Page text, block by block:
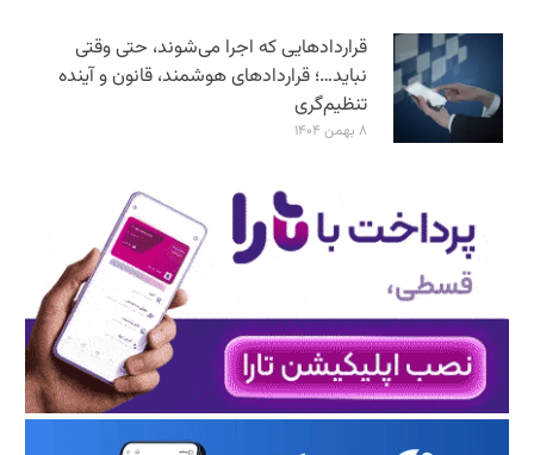
قراردادهایی که اجرا می‌شوند، حتی وقتی
نباید…؛ قراردادهای هوشمند، قانون و آینده
تنظیم‌گری
۸ بهمن ۱۴۰۴